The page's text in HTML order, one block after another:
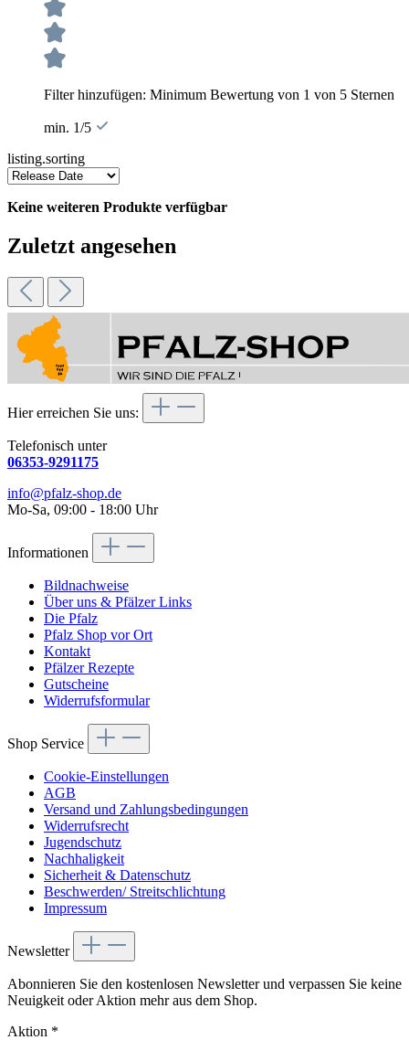
Filter hinzufügen: Minimum Bewertung von 1 von 5 Sternen
min. 1/5
listing.sorting
Keine weiteren Produkte verfügbar
Zuletzt angesehen
Hier erreichen Sie uns:
Telefonisch unter
06353-9291175
info@pfalz-shop.de
Mo-Sa, 09:00 - 18:00 Uhr
Informationen
Bildnachweise
Über uns & Pfälzer Links
Die Pfalz
Pfalz Shop vor Ort
Kontakt
Pfälzer Rezepte
Gutscheine
Widerrufsformular
Shop Service
Cookie-Einstellungen
AGB
Versand und Zahlungsbedingungen
Widerrufsrecht
Jugendschutz
Nachhaligkeit
Sicherheit & Datenschutz
Beschwerden/ Streitschlichtung
Impressum
Newsletter
Abonnieren Sie den kostenlosen Newsletter und verpassen Sie keine
Neuigkeit oder Aktion mehr aus dem Shop.
Aktion *